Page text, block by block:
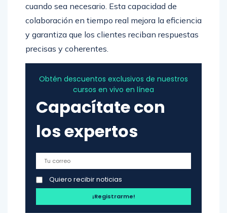
cuando sea necesario. Esta capacidad de
colaboración en tiempo real mejora la eficiencia
y garantiza que los clientes reciban respuestas
precisas y coherentes.
Obtén descuentos exclusivos de nuestros
cursos en vivo en línea
Capacítate con
los expertos
Quiero recibir noticias